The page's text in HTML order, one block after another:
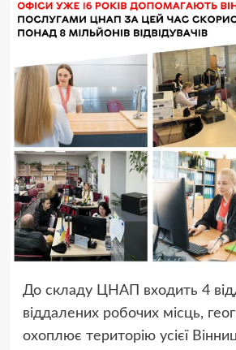
До складу ЦНАП входить 4
віддалених робочих місць,
охоплює територію усієї